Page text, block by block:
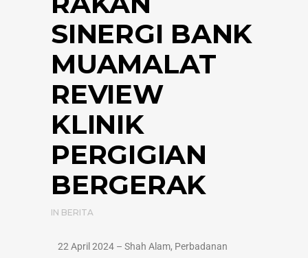
SINERGI BANK
MUAMALAT
REVIEW
KLINIK
PERGIGIAN
BERGERAK
IN BERITA
22 April 2024 – Shah Alam, Perbadanan